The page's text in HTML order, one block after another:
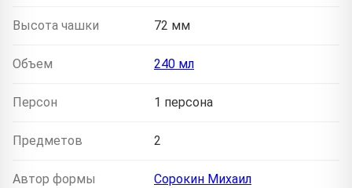
Высота чашки 72 мм
Объем 240 мл
Персон 1 персона
Предметов 2
Автор формы
Сорокин Михаил